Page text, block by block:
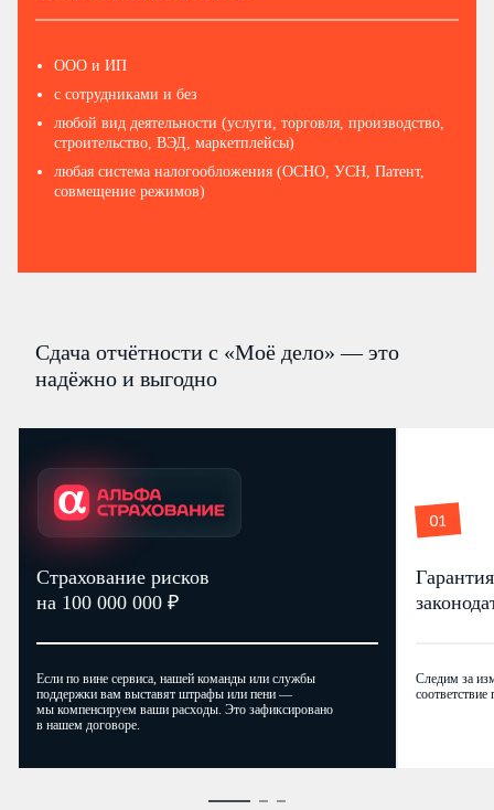
ООО и ИП
с сотрудниками и без
любой вид деятельности (услуги, торговля, производство,
строительство, ВЭД, маркетплейсы)
любая система налогообложения (ОСНО, УСН, Патент,
совмещение режимов)
Сдача отчётности с «Моё дело» — это
надёжно и выгодно
Страхование рисков
на 100 000 000 ₽
Если по вине сервиса, нашей команды или службы
поддержки вам выставят штрафы или пени —
мы компенсируем ваши расходы. Это зафиксировано
в нашем договоре.
Следим за